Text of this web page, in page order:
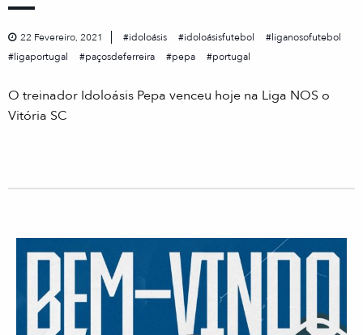
22 Fevereiro, 2021 idoloásis idoloásisfutebol
liganosofutebol
ligaportugal
paçosdeferreira pepa portugal
O treinador Idoloásis Pepa venceu hoje na Liga NOS o
Vitória SC